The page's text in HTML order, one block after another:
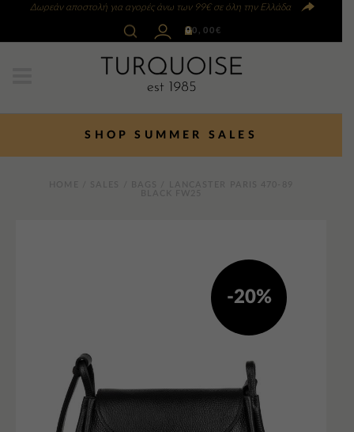
Δωρεάν αποστολή για αγορές άνω των 99€ σε όλη την Ελλάδα
00,00€
SHOP SUMMER SALES
-20%